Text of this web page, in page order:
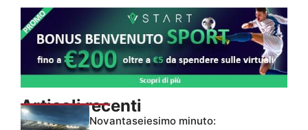
Articoli recenti
Novantaseiesimo minuto: